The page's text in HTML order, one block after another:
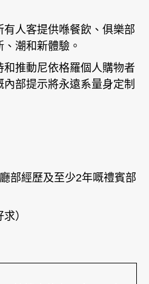
人客提供喺餐飲、俱樂部
潮和新體驗。
和推動尼依格羅個人購物者
部提示將永遠系量身定制
部經歷及至少2年嘅禮賓部
）